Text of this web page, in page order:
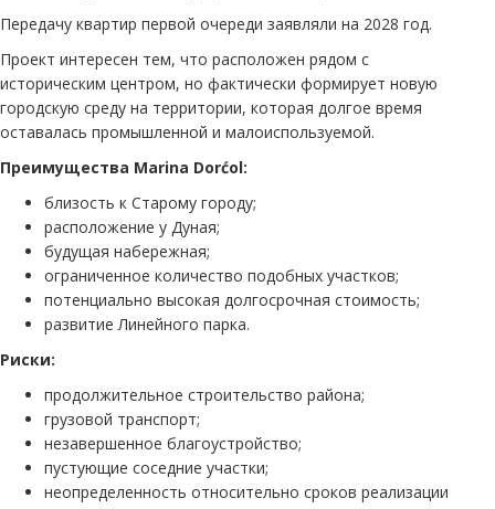
Передачу квартир первой очереди заявляли на 2028 год.
Проект интересен тем, что расположен рядом с
историческим центром, но фактически формирует новую
городскую среду на территории, которая долгое время
оставалась промышленной и малоиспользуемой.
Преимущества Marina Dorćol:
близость к Старому городу;
расположение у Дуная;
будущая набережная;
ограниченное количество подобных участков;
потенциально высокая долгосрочная стоимость;
развитие Линейного парка.
Риски:
продолжительное строительство района;
грузовой транспорт;
незавершенное благоустройство;
пустующие соседние участки;
неопределенность относительно сроков реализации